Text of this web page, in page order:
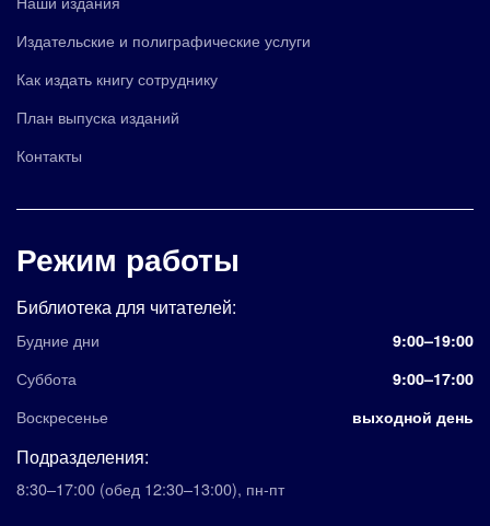
Издательские и полиграфические услуги
Как издать книгу сотруднику
План выпуска изданий
Контакты
Режим работы
Библиотека для читателей:
Будние дни 9:00–19:00
Суббота 9:00–17:00
Воскресенье выходной день
Подразделения:
8:30–17:00 (обед 12:30–13:00), пн-пт